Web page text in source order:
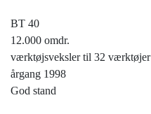
BT 40
12.000 omdr.
værktøjsveksler til 32 værktøjer
årgang 1998
God stand